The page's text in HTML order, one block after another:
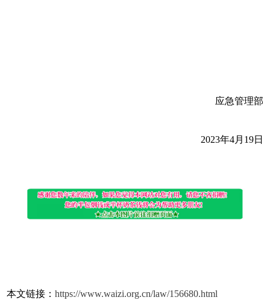
应急管理部
2023年4月19日
本文链接：https://www.waizi.org.cn/law/156680.html